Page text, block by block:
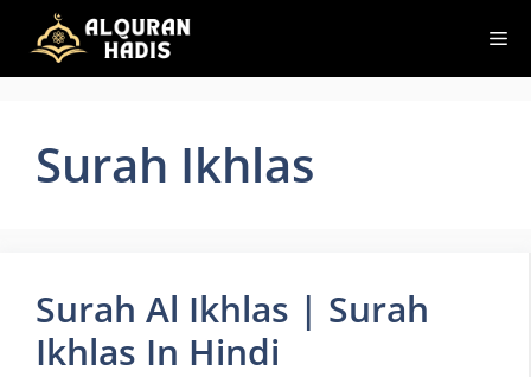
content
Surah Ikhlas
Surah Al Ikhlas | Surah
Ikhlas In Hindi